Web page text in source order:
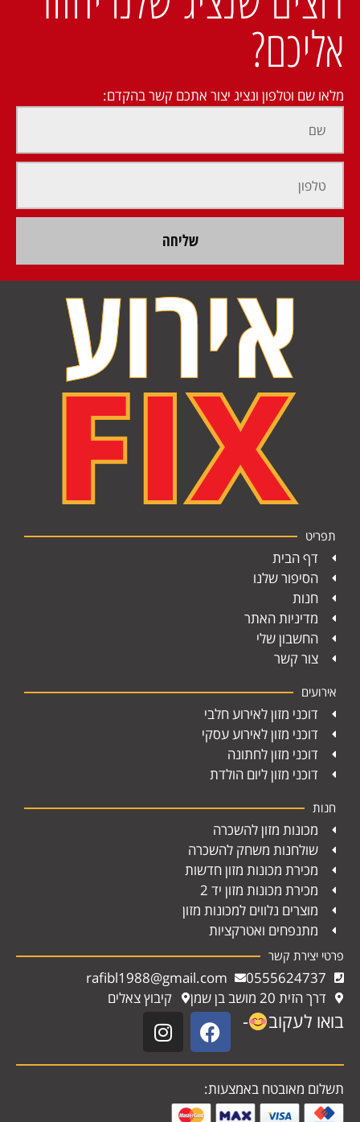
אליכם?
מלאו שם וטלפון ונציג יצור אתכם קשר בהקדם:
שליחה
תפריט
דף הבית
הסיפור שלנו
חנות
מדיניות האתר
החשבון שלי
צור קשר
אירועים
דוכני מזון לאירוע חלבי
דוכני מזון לאירוע עסקי
דוכני מזון לחתונה
דוכני מזון ליום הולדת
חנות
מכונות מזון להשכרה
שולחנות משחק להשכרה
מכירת מכונות מזון חדשות
מכירת מכונות מזון יד 2
מוצרים נלווים למכונות מזון
מתנפחים ואטרקציות
פרטי יצירת קשר
0555624737
rafibl1988@gmail.com
דרך הזית 20 מושב בן שמן
קיבוץ צאלים
בואו לעקוב -
תשלום מאובטח באמצעות: